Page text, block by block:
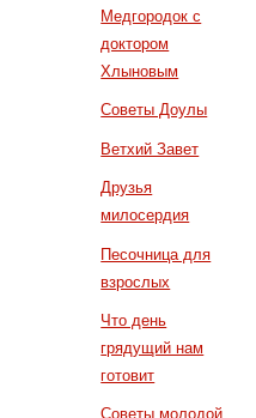
Медгородок с
доктором
Хлыновым
Советы Доулы
Ветхий Завет
Друзья
милосердия
Песочница для
взрослых
Что день
грядущий нам
готовит
Советы молодой